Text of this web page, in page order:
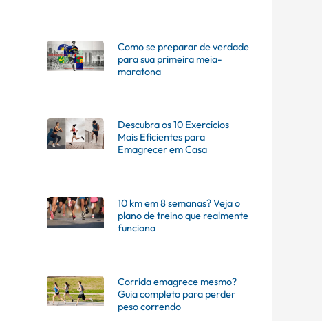
Como se preparar de verdade
para sua primeira meia-
maratona
Descubra os 10 Exercícios
Mais Eficientes para
Emagrecer em Casa
10 km em 8 semanas? Veja o
plano de treino que realmente
funciona
Corrida emagrece mesmo?
Guia completo para perder
peso correndo